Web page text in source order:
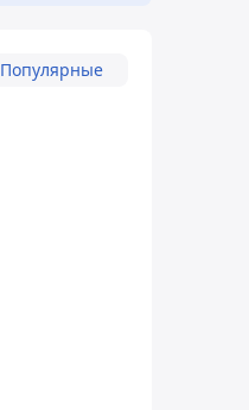
Популярные